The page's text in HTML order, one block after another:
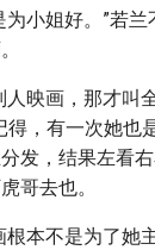
为小姐好。”若
人映画，那才叫
得，有一次她也
发，结果左看
哥去也。
根本不是为了她